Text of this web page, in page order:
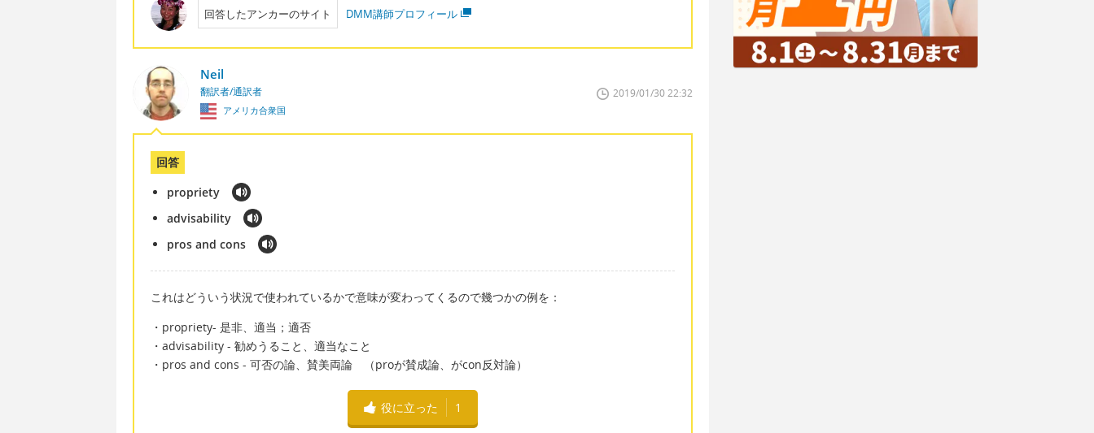
回答したアンカーのサイト DMM講師プロフィール
Neil
翻訳者/通訳者
アメリカ合衆国
2019/01/30 22:32
回答
propriety
advisability
pros and cons
これはどういう状況で使われているかで意味が変わってくるので幾つかの例を：
・propriety- 是非、適当；適否
・advisability - 勧めうること、適当なこと
・pros and cons - 可否の論、賛美両論 （proが賛成論、がcon反対論）
役に立った 1